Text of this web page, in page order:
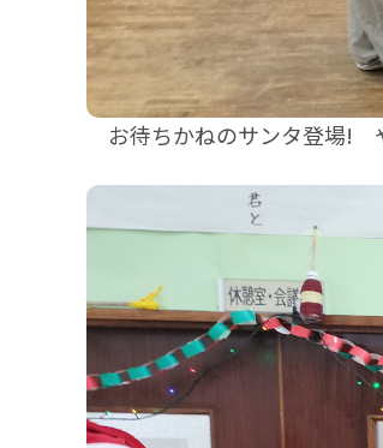
お待ちかねのサンタ登場!